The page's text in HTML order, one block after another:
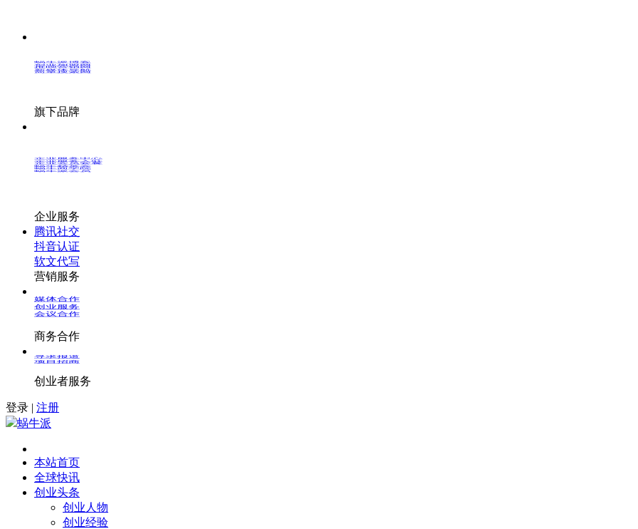
蜗牛派博客
创业加盟网
推呗营销网
新媒体导航
简单搜索网
旗下品牌
企业服务入驻
蜗牛精英会
蜗牛派会员
企业服务
腾讯社交
抖音认证
软文代写
营销服务
媒体合作
创业服务
会议合作
商务合作
寻求报道
项目招商
创业者服务
登录 | 注册
蜗牛派
本站首页
全球快讯
创业头条
创业人物
创业经验